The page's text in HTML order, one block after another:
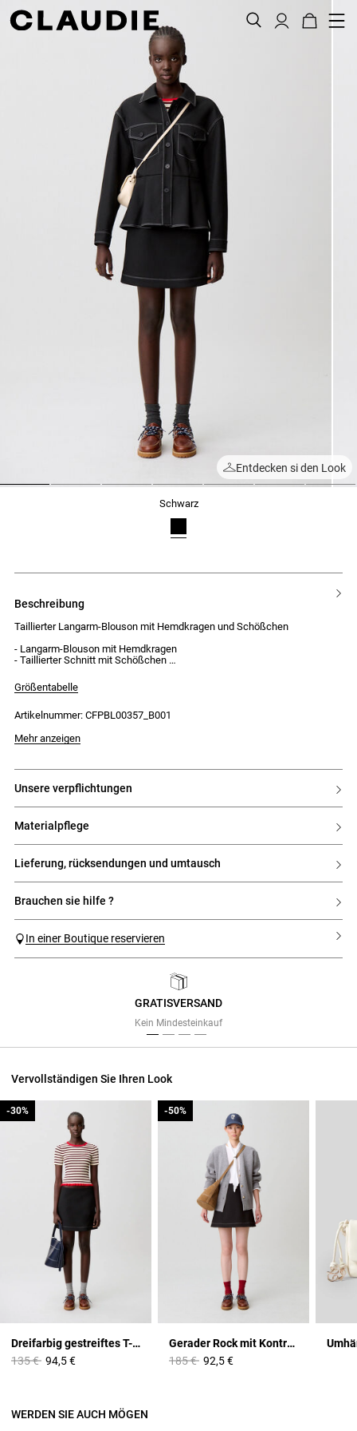
Entdecken si den Look
schwarz
beschreibung
Taillierter Langarm-Blouson mit Hemdkragen und Schößchen
- Langarm-Blouson mit Hemdkragen
- Taillierter Schnitt mit Schößchen
- Verschluss mit 4 Ton-in-Ton-Knöpfen
- Brusttasche mit Patte und Knopf
Größentabelle
Artikelnummer: CFPBL00357_B001
Mehr anzeigen
unsere verpflichtungen
materialpflege
lieferung, rücksendungen und umtausch
brauchen sie hilfe ?
In einer Boutique reservieren
GRATISVERSAND
Kein Mindesteinkauf
Vervollständigen Sie Ihren Look
Dreifarbig gestreiftes T-Shirt
Price reduced from
135 €to
-30%
94,5 €
-30%
Gerader Rock mit Kontrastnähten
Price reduced from
185 €to
-50%
92,5 €
-50%
WERDEN SIE AUCH MÖGEN